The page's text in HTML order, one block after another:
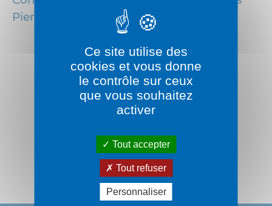
Pierres Dorées
Suivez-nous :
Ce site utilise des
cookies et vous donne
le contrôle sur ceux
que vous souhaitez
activer
Tout accepter
Tout refuser
Personnaliser